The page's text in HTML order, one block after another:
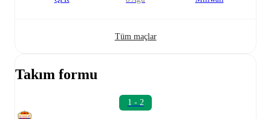
Tüm maçlar
Takım formu
1 - 2